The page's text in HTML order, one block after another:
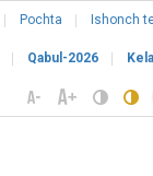
Pochta Ishonch
Qabul-2026